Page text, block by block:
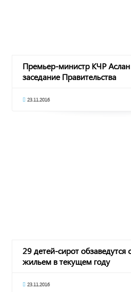
Премьер-министр КЧР
заседание Правительства
23.11.2016
29 детей-сирот обзаведутся
жильем в текущем году
23.11.2016